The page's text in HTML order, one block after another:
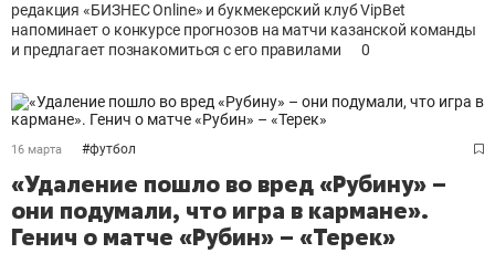
редакция «БИЗНЕС Online» и букмекерский клуб VipBet
напоминает о конкурсе прогнозов на матчи казанской команды
и предлагает познакомиться с его правилами
0
16 марта #футбол
«Удаление пошло во вред «Рубину» –
они подумали, что игра в кармане».
Генич о матче «Рубин» – «Терек»